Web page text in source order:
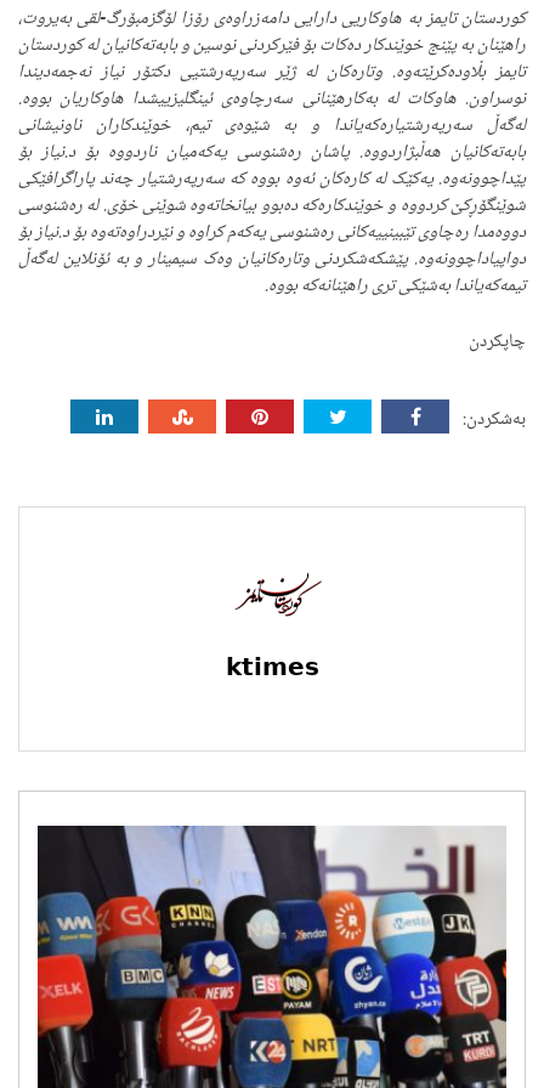
کوردستان تایمز بە هاوکاریی دارایی دامەزراوەی رۆزا لۆگزمبۆرگ-لقی بەیروت،
راهێنان بە پێنج خوێندکار دەکات بۆ فێرکردنی نوسین و بابەتەکانیان لە کوردستان
تایمز بڵاودەکرێتەوە. وتارەکان لە ژێر سەرپەرشتیی دکتۆر نیاز نەجمەدیندا
نوسراون. هاوکات لە بەکارهێنانی سەرچاوەی ئینگلیزییشدا هاوکاریان بووە.
لەگەڵ سەرپەرشتیارەکەیاندا و بە شێوەی تیم، خوێندکاران ناونیشانی
بابەتەکانیان هەڵبژاردووە. پاشان رەشنوسی یەکەمیان ناردووە بۆ د.نیاز بۆ
پێداچوونەوە. یەکێک لە کارەکان ئەوە بووە کە سەرپەرشتیار چەند پاراگرافێکی
شوێنگۆڕکێ کردووە و خوێندکارەکە دەبوو بیانخاتەوە شوێنی خۆی. لە رەشنوسی
دووەمدا رەچاوی تێبینییەکانی رەشنوسی یەکەم کراوە و نێردراوەتەوە بۆ د.نیاز بۆ
دواپیاداچوونەوە. پێشکەشکردنی وتارەکانیان وەک سیمینار و بە ئۆنلاین لەگەڵ
تیمەکەیاندا بەشێکی تری راهێنانەکە بووە.
چاپکردن
بەشکردن:
ktimes